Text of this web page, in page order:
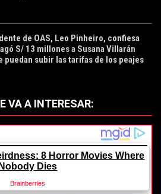
de OAS, Leo Pinheiro, confiesa
S/ 13 millones a Susana Villarán
puedan subir las tarifas de los peajes
VA A INTERESAR: